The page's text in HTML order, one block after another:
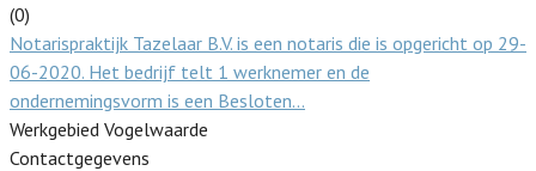
(0)
Notarispraktijk Tazelaar B.V. is een notaris die is opgericht op 29-
06-2020. Het bedrijf telt 1 werknemer en de
ondernemingsvorm is een Besloten…
Werkgebied Vogelwaarde
Contactgegevens